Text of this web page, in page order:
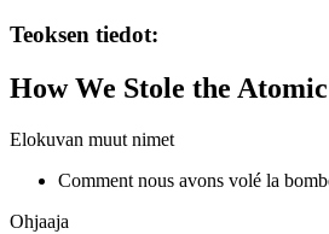
Teoksen tiedot:
How We Stole the
Elokuvan muut nimet
Comment nous avons volé la
Ohjaaja